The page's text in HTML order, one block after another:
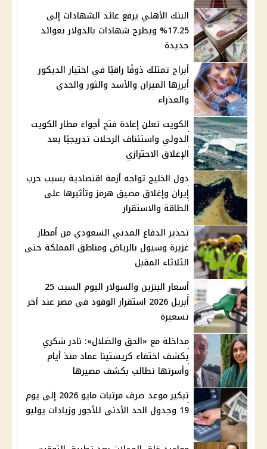
البنك الأهلي يرفع عائد الشهادات إلى
17.25% ويطرح شهادات بالدولار بعوائد
جديدة
أبراج تمتلك ذوقًا راقيًا في اختيار الديكور
أبرزها الميزان والأسد والثور والجدي
والعذراء
الكويت تعلن إعادة فتح أجواء مطار الكويت
الدولي واستئناف الرحلات تدريجيًا بعد
الإغلاق الاحترازي
دول الخليج تواجه أزمة اقتصادية بسبب حرب
إيران وإغلاق مضيق هرمز وتأثيرها على
الطاقة والاستقرار
تحذير الدفاع المدني السعودي من أمطار
غزيرة وسيول بالرياض ومناطق المملكة حتى
الثلاثاء المقبل
أسعار البنزين والسولار اليوم السبت 25
أبريل 2026 استقرار الوقود في مصر عند آخر
تسعيرة
مداخلة مع «الحق والضلال»: نادر شكري
يكشف اختفاء كريستينا عماد منذ أيام
وأسرتها تطالب بكشف مصيرها
تبكير موعد صرف مرتبات مايو 2026 إلى يوم
19 وجدول الحد الأدنى للأجور وزيادات يوليو